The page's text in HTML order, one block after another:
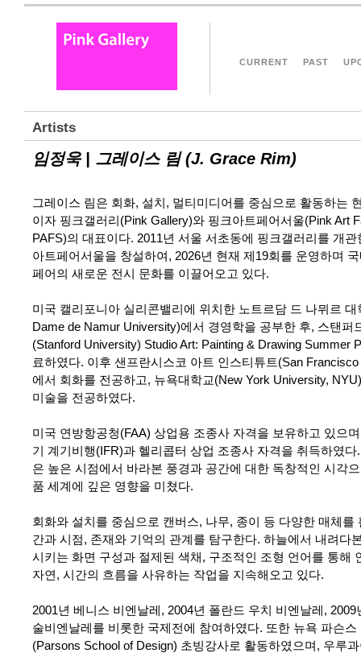
CURRENT PAST
Artists
임정욱 | 그레이스 림 (J. Grace Rim)
그레이스 림은 회화, 설치, 멀티미디어를 중심으로 활동하는
이자 핑크갤러리(Pink Gallery)와 핑크아트페어서울(Pink Art
PAFS)의 대표이다. 2011년 서울 서초동에 핑크갤러리를 개관
아트페어서울을 창설하여, 2026년 현재 제19회를 운영하며
페어의 새로운 전시 문화를 이끌어오고 있다.
미국 캘리포니아 실리콘밸리에 위치한 노트르담 드 나뮈르 대
Dame de Namur University)에서 경영학을 공부한 후, 스탠퍼
(Stanford University) Studio Art: Painting & Drawing Summer
료하였다. 이후 샌프란시스코 아트 인스티튜트(San Francisco
에서 회화를 전공하고, 뉴욕대학교(New York University,
미술을 전공하였다.
미국 연방항공청(FAA) 상업용 조종사 자격을 보유하고 있으
기 계기비행(IFR)과 헬리콥터 상업 조종사 자격을 취득하였다
은 높은 시점에서 바라본 풍경과 공간에 대한 독창적인 시각
품 세계에 깊은 영향을 미쳤다.
회화와 설치를 중심으로 캔버스, 나무, 종이 등 다양한 매체를
간과 시점, 존재와 기억의 관계를 탐구한다. 하늘에서 내려다
시키는 화면 구성과 절제된 색채, 구조적인 조형 언어를 통해
자연, 시간의 흐름을 사유하는 작업을 지속해오고 있다.
2001년 베니스 비엔날레, 2004년 폴란드 우치 비엔날레, 2009
술비엔날레를 비롯한 국제전에 참여하였다. 또한 뉴욕 파슨스
(Parsons School of Design) 초빙강사로 활동하였으며, 우루